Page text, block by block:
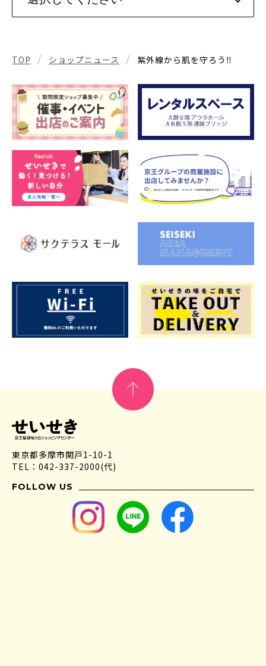
TOP ショップニュース 紫外線から肌を守ろう‼️
東京都多摩市関戸1-10-1
TEL：042-337-2000(代)
FOLLOW US